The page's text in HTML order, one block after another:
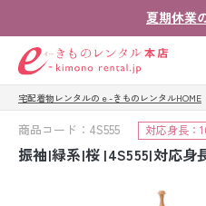
夏期休業
ゲスト
お気に入り ロ
宅配着物レンタルのｅ-きものレンタルHOME
商品コード：4S555 対応身長：
振袖|緑系|桜 |4S555|対応身